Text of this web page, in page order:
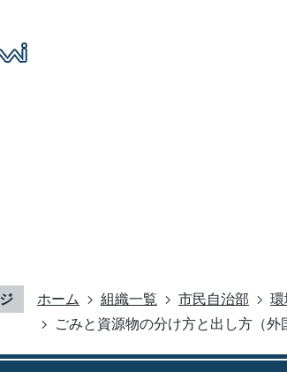
ホーム 組織一覧 市民自治部 環
ごみと資源物の分け方と出し方（